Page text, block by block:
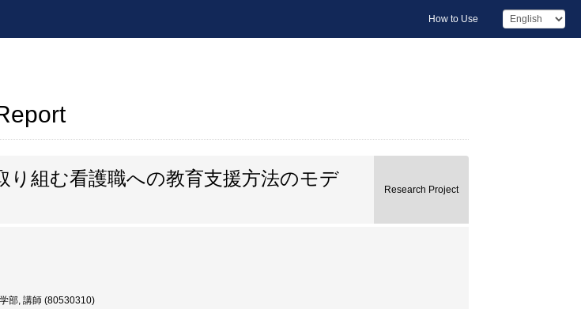
How to Use
り組む看護職への教育支援方法のモデ
Research Project
部, 講師 (80530310)